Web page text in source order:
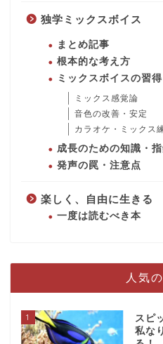
独学ミックスボイス
まとめ記事
根本的な考え方
ミックスボイスの習得
ミックス感覚論
音色の改善・安定
カラオケ・ミックス
成長のための知識・
発声の罠・注意点
楽しく、自由に生きる
一度は読むべき本
人気
1
スピ
私な